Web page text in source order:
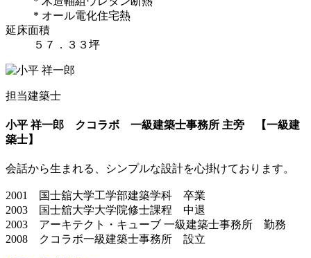
* オール電化住宅熱
延床面積
５７．３３坪
担当建築士
小平 祥一郎 クコラボ 一級建築士事務所 主旁 【一級建
築士】
会話から生まれる、シンプルな設計を心掛けております。
2001 国士舘大学工学部建築学科 卒業
2003 国士舘大学大学院修士課程 中退
2003 アーキテクト・キューブ 一級建築士事務所 勤務
2008 クコラボ一級建築士事務所 設立